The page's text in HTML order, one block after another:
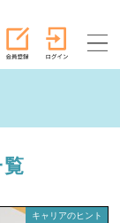
キャリアのヒント